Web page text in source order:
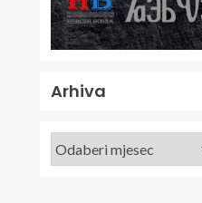
Arhiva